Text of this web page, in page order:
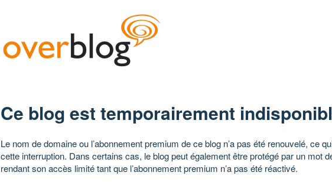
Ce blog est temporairement
Le nom de domaine ou l’abonnement premium de ce blog n’a pas été renouvelé, ce
cette interruption. Dans certains cas, le blog peut également être protégé par un mot
rendant son accès limité tant que l’abonnement premium n’a pas été réactivé.